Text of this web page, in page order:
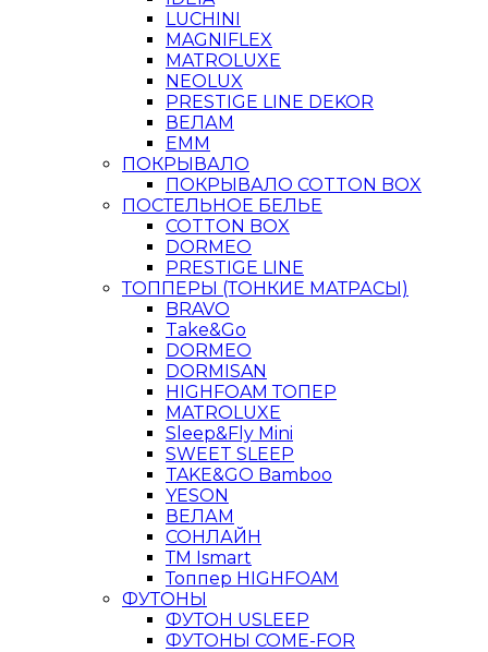
LUCHINI
MAGNIFLEX
MATROLUXE
NEOLUX
PRESTIGE LINE DEKOR
ВЕЛАМ
ЕММ
ПОКРЫВАЛО
ПОКРЫВАЛО COTTON BOX
ПОСТЕЛЬНОЕ БЕЛЬЕ
COTTON BOX
DORMEO
PRESTIGE LINE
ТОППЕРЫ (ТОНКИЕ МАТРАСЫ)
BRAVO
Take&Go
DORMEO
DORMISAN
HIGHFOAM ТОПЕР
MATROLUXE
Sleep&Fly Mini
SWEET SLEEP
TAKE&GO Bamboo
YESON
ВЕЛАМ
СОНЛАЙН
ТМ Ismart
Топпер HIGHFOAM
ФУТОНЫ
ФУТОН USLEEP
ФУТОНЫ COME-FOR